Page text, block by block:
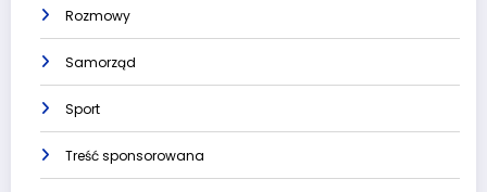
Rozmowy
Samorząd
Sport
Treść sponsorowana